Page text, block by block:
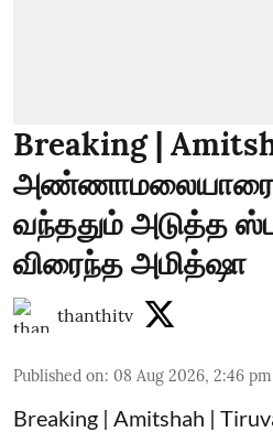
Breaking |
அண்ணாமலையாரை
வந்ததும் அடுத்த
விரைந்த அமித்ஷா
thanthitv
Published on: 08 Aug 2026, 2:46 pm
Breaking | Amitshah |